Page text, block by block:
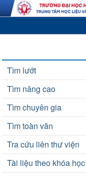
Tìm lướt
Tìm nâng cao
Tìm chuyên gia
Tìm toàn văn
Tra cứu liên thư viện
Tài liệu theo khóa học